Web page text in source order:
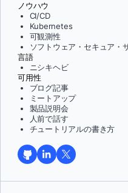
ノウハウ
CI/CD
Kubernetes
可観測性
ソフトウェア・セキュア・
言語
ニシキヘビ
可用性
ブログ記事
ミートアップ
製品説明会
人前で話す
チュートリアルの書き方